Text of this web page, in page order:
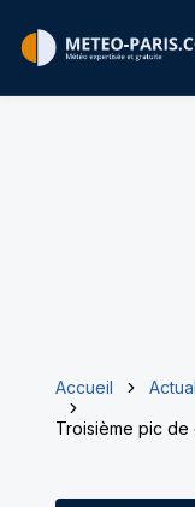
Accueil
Troisième pic